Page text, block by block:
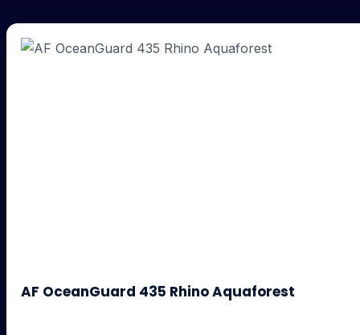
AF OceanGuard 435 Rhino Aquaforest